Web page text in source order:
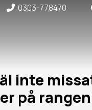
0303-778470
inte
på